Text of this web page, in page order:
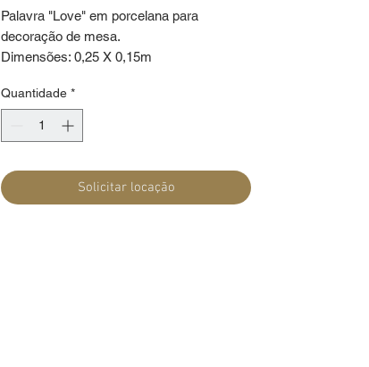
Palavra "Love" em porcelana para
decoração de mesa.
Dimensões: 0,25 X 0,15m
Quantidade *
Solicitar locação